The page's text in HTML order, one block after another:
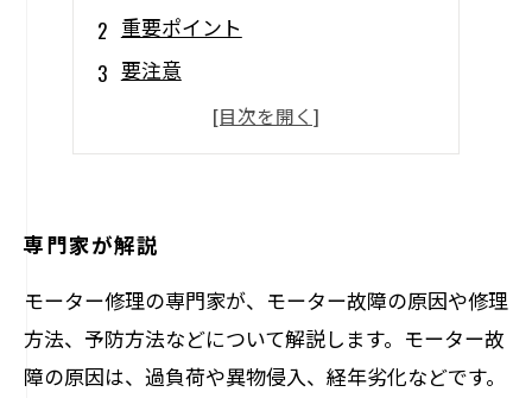
重要ポイント
要注意
プロのテクニック
専門家が解説
モーター修理の専門家が、モーター故障の原因や修理
方法、予防方法などについて解説します。モーター故
障の原因は、過負荷や異物侵入、経年劣化などです。